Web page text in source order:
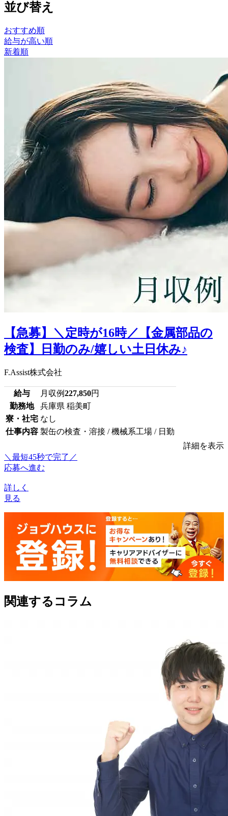
並び替え
おすすめ順
給与が高い順
新着順
【急募】＼定時が16時／【金属部品の
検査】日勤のみ/嬉しい土日休み♪
F.Assist株式会社
給与 月収例227,850円
勤務地
兵庫県 稲美町
寮・社宅 なし
仕事内容 製缶の検査・溶接 / 機械系工場 / 日勤
詳細を表示
＼最短45秒で完了／
応募へ進む
詳しく
見る
関連するコラム